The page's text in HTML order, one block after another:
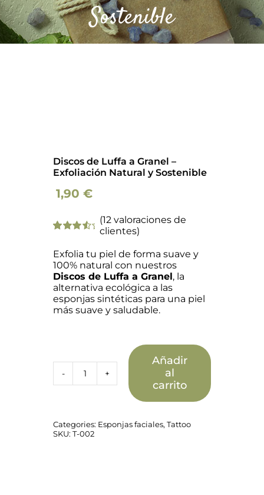
Barba
Sostenible
Discos de Luffa a Granel –
Exfoliación Natural y Sostenible
1,90 €
con4.08
de 5 en
base a
valoraciones
de
clientes
(12valoraciones de
clientes)
Exfolia tu piel de forma suave y
100% natural con nuestros
Discos de Luffa a Granel, la
alternativa ecológica a las
esponjas sintéticas para una piel
más suave y saludable.
Discos
de
Granel
–
Añadir
al
carrito
Categories: Esponjas faciales, Tattoo
SKU: T-002